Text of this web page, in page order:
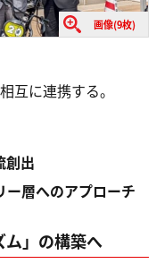
画像(9枚)
互に連携する。
創出
ー層へのアプローチ
ム」の構築へ